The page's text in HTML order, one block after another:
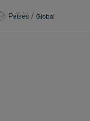
Países /Global